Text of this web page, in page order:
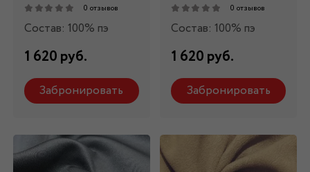
0 отзывов
Состав: 100% пэ
1 620 руб.
Забронировать
0 отзывов
Состав: 100% пэ
1 620 руб.
Забронировать